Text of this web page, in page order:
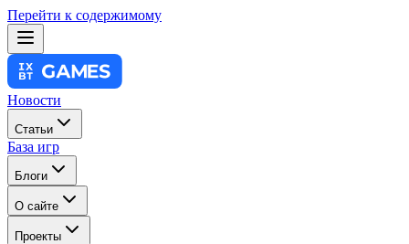
Перейти к содержимому
Новости
Статьи
База игр
Блоги
О сайте
Проекты